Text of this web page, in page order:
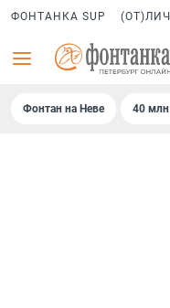
ФОНТАНКА SUP
Фонтан на Неве 40 млн